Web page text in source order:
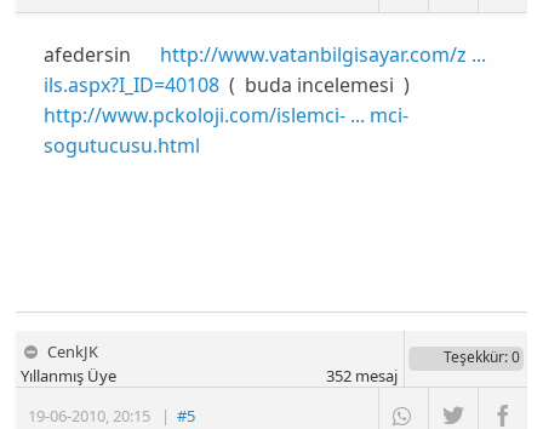
afedersin http://www.vatanbilgisayar.com/z ...
ils.aspx?I_ID=40108( buda incelemesi )
http://www.pckoloji.com/islemci- ... mci-
sogutucusu.html
CenkJK
19-06-2010,20:15 |#5
Yıllanmış Üye
Teşekkür: 0
352mesaj